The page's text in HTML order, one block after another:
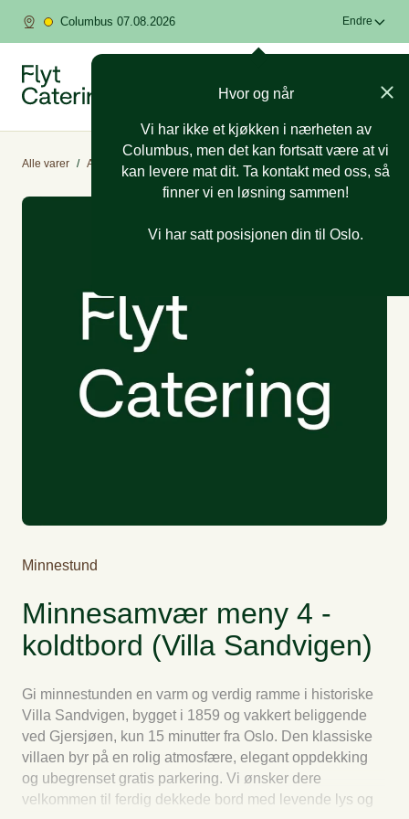
Columbus 07.08.2026 Endre
Hvor og når
Vi har ikke et kjøkken i nærheten av
Columbus, men det kan fortsatt være at vi
kan levere mat dit. Ta kontakt med oss, så
finner vi en løsning sammen!
Vi har satt posisjonen din til Oslo.
Alle varer / Anledninger Minnestund
Minnestund
Minnesamvær meny 4 -
koldtbord (Villa Sandvigen)
Gi minnestunden en varm og verdig ramme i historiske
Villa Sandvigen, bygget i 1859 og vakkert beliggende
ved Gjersjøen, kun 15 minutter fra Oslo. Den klassiske
villaen byr på en rolig atmosfære, elegant oppdekking
og ubegrenset gratis parkering. Vi ønsker dere
velkommen til ferdig dekkede bord med levende lys og